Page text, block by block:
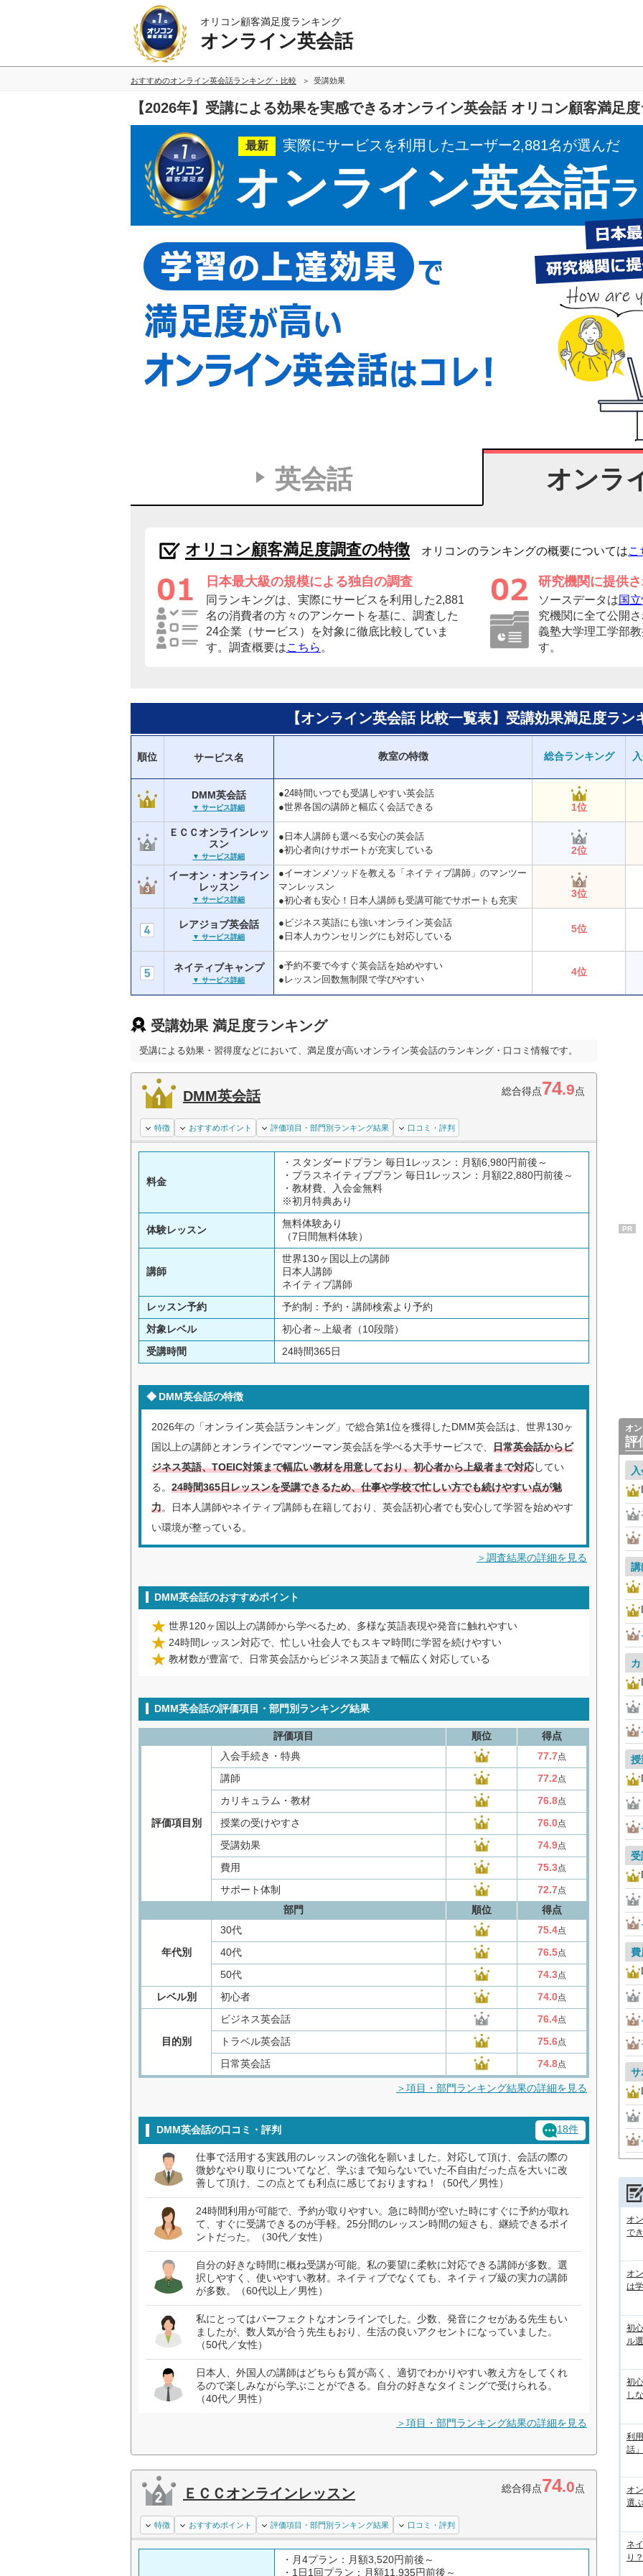
オリコン顧客満足度ランキング
オンライン英会話
おすすめのオンライン英会話ランキング・比較 受講効果
【2026年】受講による効果を実感できるオンライン英会話 オリコン顧客満足
最新 実際にサービスを利用したユーザー2,881名が選んだ
オンライン英会話
英会話 オンラ
オリコン顧客満足度調査の特徴 オリコンのランキングの概要についてはこ
日本最大級の規模による独自の調査
同ランキングは、実際にサービスを利用した2,881
名の消費者の方々のアンケートを基に、調査した
24企業（サービス）を対象に徹底比較していま
す。調査概要はこちら 。
研究機関に提供
ソースデータは国
究機関に全て公開
義塾大学理工学部教
す。
【オンライン英会話 比較一覧表】受講効果満足度ラン
順位 サービス名 教室の特徴 総合ランキング
DMM英会話
▼ サービス詳細
●24時間いつでも受講しやすい英会話
●世界各国の講師と幅広く会話できる
1位
ＥＣＣオンラインレッ
スン
▼ サービス詳細
●日本人講師も選べる安心の英会話
●初心者向けサポートが充実している
2位
イーオン・オンライン
レッスン
▼ サービス詳細
●イーオンメソッドを教える「ネイティブ講師」のマンツー
マンレッスン
●初心者も安心！日本人講師も受講可能でサポートも充実
3位
レアジョブ英会話
▼ サービス詳細
●ビジネス英語にも強いオンライン英会話
●日本人カウンセリングにも対応している
5位
ネイティブキャンプ
▼ サービス詳細
●予約不要で今すぐ英会話を始めやすい
●レッスン回数無制限で学びやすい
4位
受講効果 満足度ランキング
受講による効果・習得度などにおいて、満足度が高いオンライン英会話のランキング・口コミ情報です。
DMM英会話 総合得点74.9点
特徴 おすすめポイント 評価項目・部門別ランキング結果 口コミ・評判
料金
・スタンダードプラン 毎日1レッスン：月額6,980円前後～
・プラスネイティブプラン 毎日1レッスン：月額22,880円前後～
・教材費、入会金無料
※初月特典あり
体験レッスン
無料体験あり
（7日間無料体験）
講師
世界130ヶ国以上の講師
日本人講師
ネイティブ講師
レッスン予約
予約制：予約・講師検索より予約
対象レベル
初心者～上級者（10段階）
受講時間
24時間365日
DMM英会話の特徴
2026年の「オンライン英会話ランキング」で総合第1位を獲得したDMM英会話は、世界130ヶ
国以上の講師とオンラインでマンツーマン英会話を学べる大手サービスで、 日常英会話からビ
ジネス英語、TOEIC対策まで幅広い教材を用意しており、初心者から上級者まで対応してい
る。 24時間365日レッスンを受講できるため、仕事や学校で忙しい方でも続けやすい点が魅
力。日本人講師やネイティブ講師も在籍しており、英会話初心者でも安心して学習を始めやす
い環境が整っている。
＞調査結果の詳細を見る
DMM英会話のおすすめポイント
世界120ヶ国以上の講師から学べるため、多様な英語表現や発音に触れやすい
24時間レッスン対応で、忙しい社会人でもスキマ時間に学習を続けやすい
教材数が豊富で、日常英会話からビジネス英語まで幅広く対応している
DMM英会話の評価項目・部門別ランキング結果
評価項目 順位 得点
評価項目別
入会手続き・特典 77.7点
講師 77.2点
カリキュラム・教材 76.8点
授業の受けやすさ 76.0点
受講効果 74.9点
費用 75.3点
サポート体制 72.7点
部門 順位 得点
年代別
30代 75.4点
40代 76.5点
50代 74.3点
レベル別 初心者 74.0点
目的別
ビジネス英会話 76.4点
トラベル英会話 75.6点
日常英会話 74.8点
＞項目・部門ランキング結果の詳細を見る
DMM英会話の口コミ・評判 18件
仕事で活用する実践用のレッスンの強化を願いました。対応して頂け、会話の際の
微妙なやり取りについてなど、学ぶまで知らないでいた不自由だった点を大いに改
善して頂け、この点とても利点に感じておりますね！（50代／男性）
24時間利用が可能で、予約が取りやすい。急に時間が空いた時にすぐに予約が取れ
て、すぐに受講できるのが手軽。25分間のレッスン時間の短さも、継続できるポイ
ントだった。（30代／女性）
自分の好きな時間に概ね受講が可能。私の要望に柔軟に対応できる講師が多数。選
択しやすく、使いやすい教材。ネイティブでなくても、ネイティブ級の実力の講師
が多数。（60代以上／男性）
私にとってはパーフェクトなオンラインでした。少数、発音にクセがある先生もい
ましたが、数人気が合う先生もおり、生活の良いアクセントになっていました。
（50代／女性）
日本人、外国人の講師はどちらも質が高く、適切でわかりやすい教え方をしてくれ
るので楽しみながら学ぶことができる。自分の好きなタイミングで受けられる。
（40代／男性）
＞項目・部門ランキング結果の詳細を見る
ＥＣＣオンラインレッスン 総合得点74.0点
特徴 おすすめポイント 評価項目・部門別ランキング結果 口コミ・評判
・月4プラン：月額3,520円前後～
・1日1回プラン：月額11,935円前後～
PR
オ
評
講
授
受
費
サ
オ
で
オ
は
初
ル
初
し
利
話
オ
選
ネ
り